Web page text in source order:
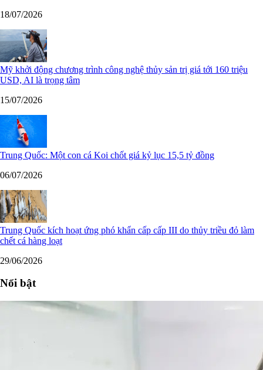
18/07/2026
Mỹ khởi động chương trình công nghệ thủy sản trị giá tới 160 triệu
USD, AI là trọng tâm
15/07/2026
Trung Quốc: Một con cá Koi chốt giá kỷ lục 15,5 tỷ đồng
06/07/2026
Trung Quốc kích hoạt ứng phó khẩn cấp cấp III do thủy triều đỏ làm
chết cá hàng loạt
29/06/2026
Nổi bật